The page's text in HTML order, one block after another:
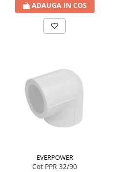
Instalatii apa/gaz/canalizare
FILTRARE PENTRU APA SI PIESE DE
Statie Osmoza Inversa
Filtre cu autocuratare
SISTEME DE ALIMENTARE CU APA
Hidrofoare
Mufa rapida pt teava PEHD
HIDRANTI SI ACCESORII
ADAUGA IN COS
EVERPOWER
Cot PPR 32/90